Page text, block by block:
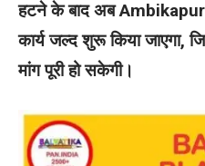
हटने के बाद अब Ambikapur
कार्य जल्द शुरू किया
मांग पूरी हो सकेगी।